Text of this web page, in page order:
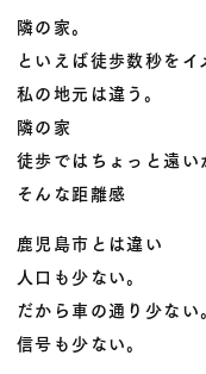
隣の家。
といえば徒歩数秒を
私の地元は違う。
隣の家
徒歩ではちょっと遠い
そんな距離感
鹿児島市とは違い
人口も少ない。
だから車の通り少ない。
信号も少ない。